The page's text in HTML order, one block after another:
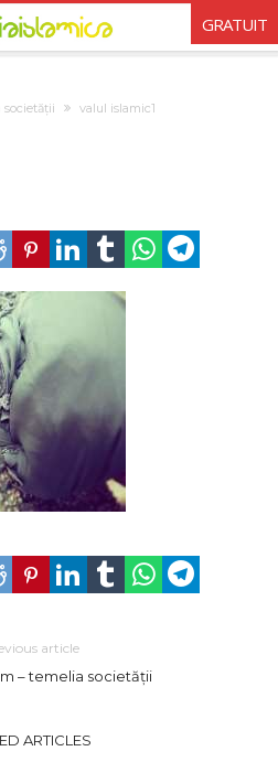
GRATUIT
societății valul islamic1
article
– temelia societății
ARTICLES